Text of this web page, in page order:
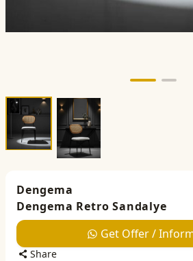
Dengema
Dengema Retro Sandalye
Get Offer /
Share